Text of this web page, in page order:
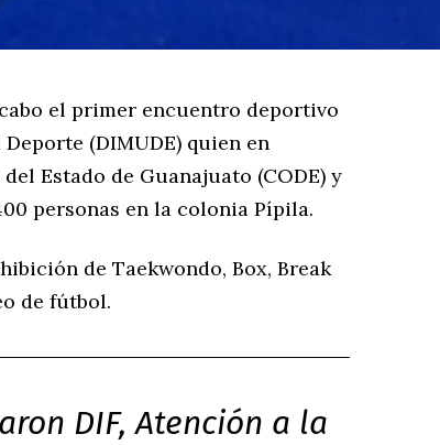
el primer encuentro deportivo
(DIMUDE) quien en
Estado de Guanajuato (CODE) y
personas en la colonia Pípila.
de Taekwondo, Box, Break
de fútbol.
DIF, Atención a la